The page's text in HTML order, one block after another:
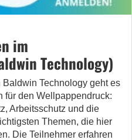
im
Technology)
Baldwin Technology geht es
für den Wellpappendruck:
Arbeitsschutz und die
Themen, die hier
Die Teilnehmer erfahren